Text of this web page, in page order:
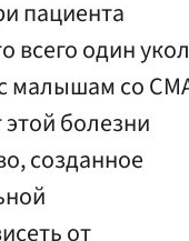
пациента
всего один укол
малышам со
болезни
созданное
от